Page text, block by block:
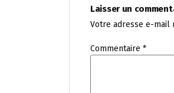
Laisser un
Votre adresse e-mail
Commentaire *